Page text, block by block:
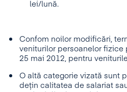
lei/lună.
Confom noilor modificări,
veniturilor persoanelor fizice
25 mai 2012, pentru
O altă categorie vizată sunt
dețin calitatea de salariat